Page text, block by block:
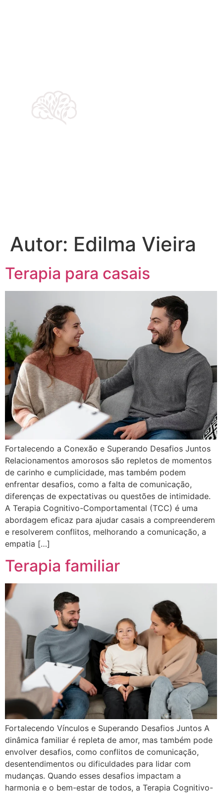
Autor: Edilma Vieira
Terapia para casais
Fortalecendo a Conexão e Superando Desafios Juntos
Relacionamentos amorosos são repletos de momentos
de carinho e cumplicidade, mas também podem
enfrentar desafios, como a falta de comunicação,
diferenças de expectativas ou questões de intimidade.
A Terapia Cognitivo-Comportamental (TCC) é uma
abordagem eficaz para ajudar casais a compreenderem
e resolverem conflitos, melhorando a comunicação, a
empatia […]
Terapia familiar
Fortalecendo Vínculos e Superando Desafios Juntos A
dinâmica familiar é repleta de amor, mas também pode
envolver desafios, como conflitos de comunicação,
desentendimentos ou dificuldades para lidar com
mudanças. Quando esses desafios impactam a
harmonia e o bem-estar de todos, a Terapia Cognitivo-